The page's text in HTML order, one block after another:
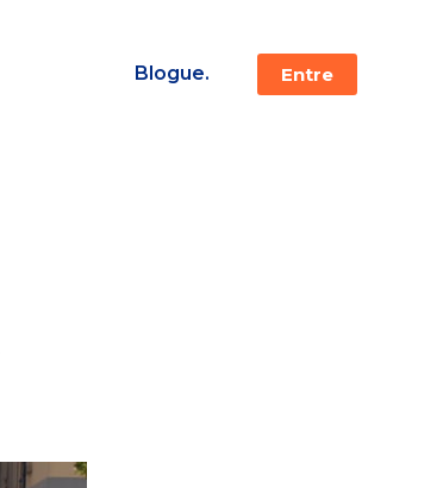
Blogue. Entre